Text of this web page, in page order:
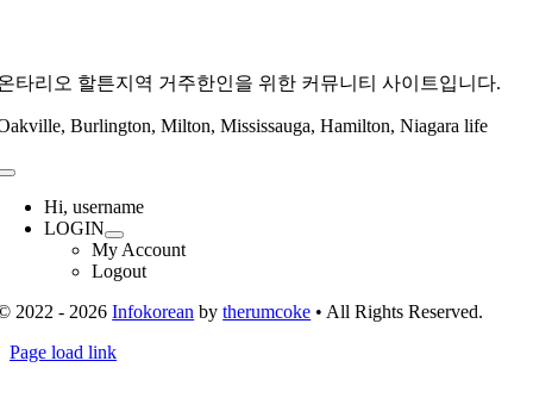
타리오 할튼지역 거주한인을 위한 커뮤니티 사이트입니다.
Burlington, Milton, Mississauga, Hamilton, Niagara life
Toggle
NavigationHi, username
LOGIN
My Account
Logout
2022 - 2026Infokorean bytherumcoke • All Rights Reserved.
Toggle
Page load link